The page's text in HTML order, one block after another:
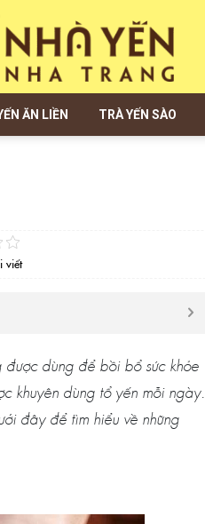
ĂN LIỀN TRÀ YẾN SÀO
viết
dùng để bồi bổ sức khỏe
khuyên dùng tổ yến mỗi ngày.
đây để tìm hiểu về những